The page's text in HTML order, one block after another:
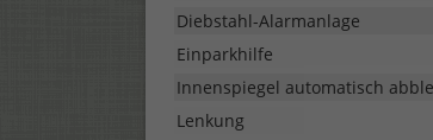
Diebstahl-Alarmanlage
Einparkhilfe
Innenspiegel automatisch
Lenkung